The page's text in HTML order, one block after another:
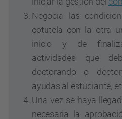
Negocia las
cotutela con la otra
inicio y de
actividades que
doctorando o
ayudas al estudiante,
Una vez se haya
necesaria la